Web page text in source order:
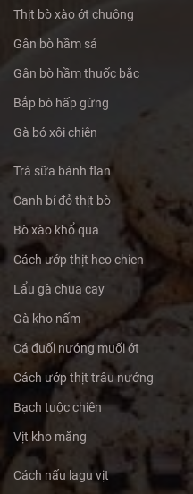
Thịt bò xào ớt chuông
Gân bò hầm sả
Gân bò hầm thuốc bắc
Bắp bò hấp gừng
Gà bó xôi chiên
Trà sữa bánh flan
Canh bí đỏ thịt bò
Bò xào khổ qua
Cách ướp thịt heo chien
Lẩu gà chua cay
Gà kho nấm
Cá đuối nướng muối ớt
Cách ướp thịt trâu nướng
Bạch tuộc chiên
Vịt kho măng
Cách nấu lagu vịt